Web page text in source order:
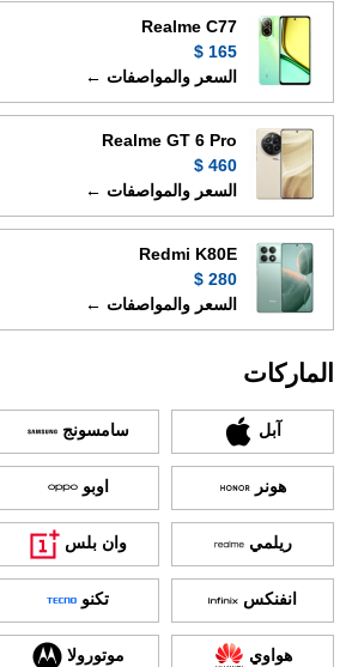
Realme C77
165 $
السعر والمواصفات ←
Realme GT 6 Pro
460 $
السعر والمواصفات ←
Redmi K80E
280 $
السعر والمواصفات ←
الماركات
آبل سامسونج
هونر اوبو
ريلمي وان بلس
انفنكس تكنو
هواوي موتورولا